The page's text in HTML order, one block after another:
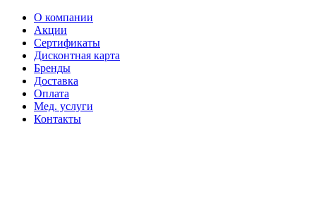
О компании
Акции
Сертификаты
Дисконтная карта
Бренды
Доставка
Оплата
Мед. услуги
Контакты